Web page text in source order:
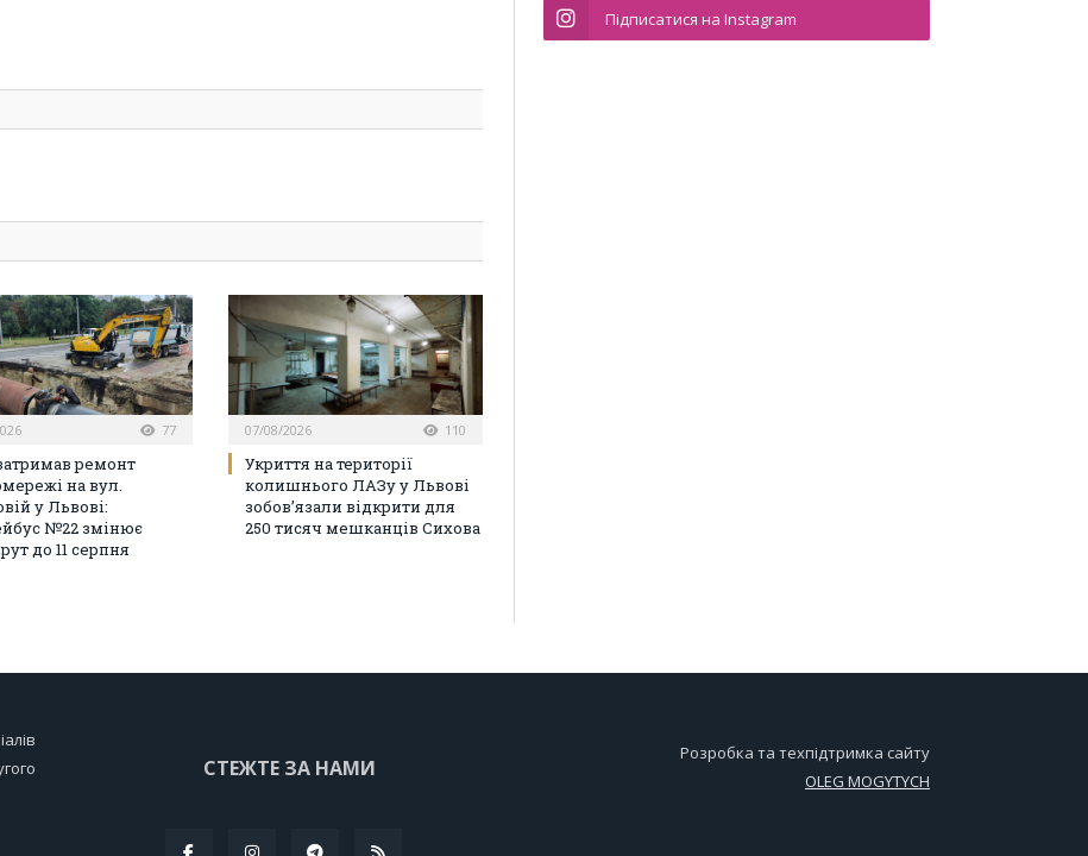
77
ремонт
на вул.
у Львові:
№22 змінює
до 11 серпня
07/08/2026 110
Укриття на території
колишнього ЛАЗу у Львові
зобов’язали відкрити для
250 тисяч мешканців Сихова
Підписатися на Instagram
СТЕЖТЕ ЗА НАМИ
Розробка та техпідтримка сайту
OLEG MOGYTYCH